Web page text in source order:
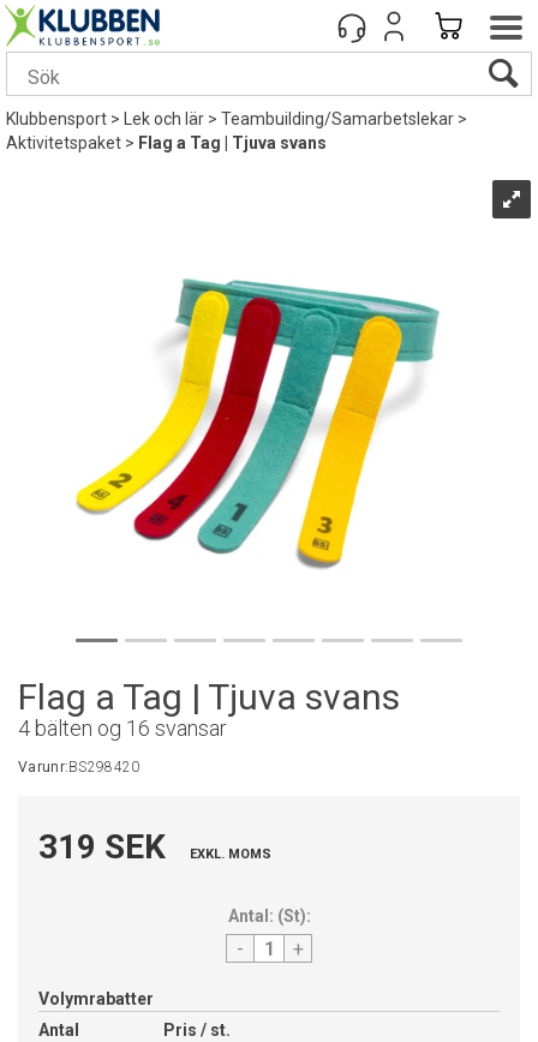
Klubbensport> Lek och lär>Teambuilding/Samarbetslekar>
Aktivitetspaket> Flag a Tag | Tjuva svans
Flag a Tag | Tjuva svans
4 bälten og 16 svansar
Varunr:BS298420
319 SEK EXKL. MOMS
Antal: (St):
- +
Volymrabatter
Antal
Pris / st.